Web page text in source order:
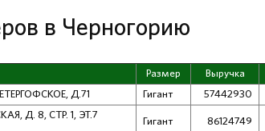
в Черногорию
Размер Выручка
Д.71 Гигант 57442930
Д. 8, СТР. 1, ЭТ.7
Гигант 86124749